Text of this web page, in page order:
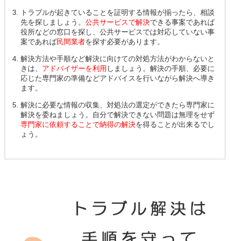
トラブルが起きていることを証明する情報が揃ったら、相談
先を探しましょう。 公共サービスで解決できる事案であれば
役所などの窓口を探し、公共サービスでは対応していない事
案であれば民間業者を探す必要があります。
解決方法や手順など解決に向けての対処方法がわからないと
きは、 アドバイザーを利用 しましょう。解決の手順、必要に
応じた専門家の準備などアドバイスを行いながら解決へ導き
ます。
解決に必要な情報の収集、対処法の選定ができたら専門家に
解決を委ねましょう。自分で解決できない問題は無理をせず
専門家に依頼することで納得の解決を得ることが出来るでし
ょう。